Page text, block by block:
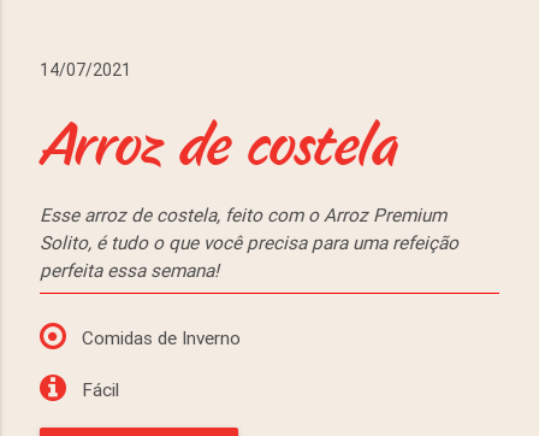
14/07/2021
Arroz de costela
Esse arroz de costela, feito com o Arroz Premium
Solito, é tudo o que você precisa para uma refeição
perfeita essa semana!
Comidas de Inverno
Fácil